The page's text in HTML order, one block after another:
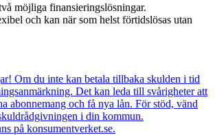
möjliga finansieringslösningar.
och kan när som helst förtidslösas utan
Om du inte kan betala tillbaka skulden i tid
Det kan leda till svårigheter att
abonnemang och få nya lån. För stöd, vänd
i din kommun.
på konsumentverket.se.